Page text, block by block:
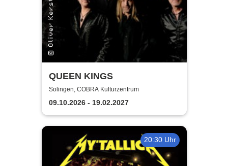
QUEEN KINGS
Solingen, COBRA Kulturzentrum
09.10.2026 - 19.02.2027
20:30 Uhr